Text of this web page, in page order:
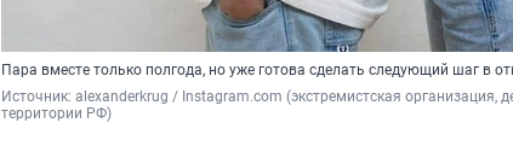
Пара вместе только полгода, но уже готова сделать следующий шаг в
Источник: alexanderkrug / Instagram.com (экстремистская организация,
территории РФ)